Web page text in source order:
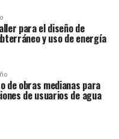
para el diseño de
y uso de energía
de obras medianas para
de usuarios de agua